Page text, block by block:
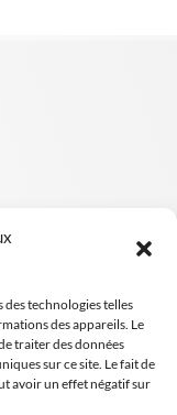
technologies telles
des appareils. Le
traiter des données
sur ce site. Le fait de
avoir un effet négatif sur